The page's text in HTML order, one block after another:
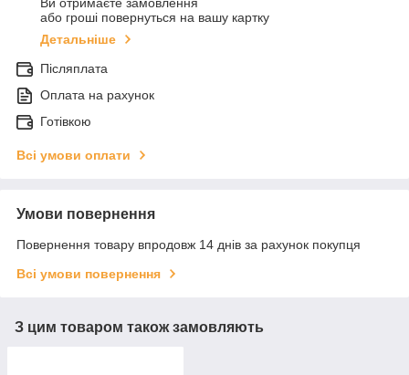
Ви отримаєте замовлення
або гроші повернуться на вашу картку
Детальніше
Післяплата
Оплата на рахунок
Готівкою
Всі умови оплати
Умови повернення
Повернення товару впродовж 14 днів за рахунок покупця
Всі умови повернення
З цим товаром також замовляють